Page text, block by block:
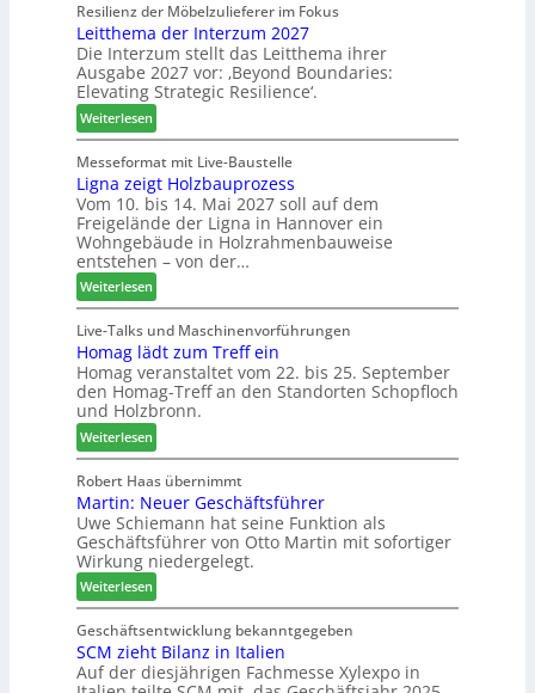
S
o
r
t
i
m
e
n
t
n
u
n
g
e
n
f
ü
r
P
l
a
n
t
a
g
m
e
l
l
o
-
F
r
ä
s
e
r
u
n
d
-
V
e
r
b
i
n
d
e
r
Resilienz der Möbelzulieferer im Fokus
Leitthema der Interzum 2027
Die Interzum stellt das Leitthema ihrer
Ausgabe 2027 vor: ‚Beyond Boundaries:
Elevating Strategic Resilience‘.
Weiterlesen:
L
e
i
t
t
h
e
m
a
d
e
r
I
n
t
e
r
z
u
m
2
0
2
7
Messeformat mit Live-Baustelle
Ligna zeigt Holzbauprozess
Vom 10. bis 14. Mai 2027 soll auf dem
Freigelände der Ligna in Hannover ein
Wohngebäude in Holzrahmenbauweise
entstehen – von der…
Weiterlesen:
L
i
g
n
a
z
e
i
g
t
H
o
l
z
b
a
u
p
Live-Talks und Maschinenvorführungen
Homag lädt zum Treff ein
Homag veranstaltet vom 22. bis 25. September
den Homag-Treff an den Standorten Schopfloch
und Holzbronn.
Weiterlesen:
H
o
m
a
g
l
ä
d
t
z
u
Robert Haas übernimmt
Martin: Neuer Geschäftsführer
Uwe Schiemann hat seine Funktion als
Geschäftsführer von Otto Martin mit sofortiger
Wirkung niedergelegt.
Weiterlesen:
M
a
r
t
Geschäftsentwicklung bekanntgegeben
SCM zieht Bilanz in Italien
Auf der diesjährigen Fachmesse Xylexpo in